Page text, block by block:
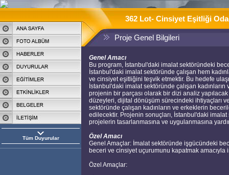
Tüm Duyurular
362 Lot- Cinsiyet Eşitliği
Proje Genel Bilgileri
Genel Amacı
Bu program, İstanbul'daki imalat sektöründeki
İstanbul'daki imalat sektöründe çalışan hem
ve cinsiyet eşitliğini teşvik etmektir. Bu hedefe
İstanbul'daki imalat sektöründe çalışan
projenin bir parçası olarak bir dizi analiz
düzeyleri, dijital dönüşüm sürecindeki ihtiyaçları
sektöründe çalışan kadınların ve erkeklerin
edilecektir. Projenin sonuçları, İstanbul'daki
projelerin tasarlanmasına ve uygulanmasına
Özel Amacı
Genel Amaçlar: İmalat sektöründe işgücündeki
beceri ve cinsiyet uçurumunu kapatmak
Özel Amaçlar: